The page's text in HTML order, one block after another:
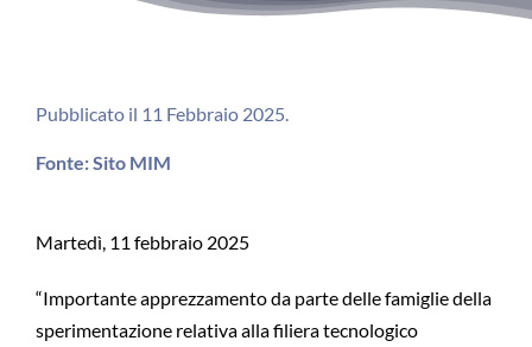
Pubblicato il 11 Febbraio 2025.
Fonte: Sito MIM
Martedì, 11 febbraio 2025
“Importante apprezzamento da parte delle famiglie della
sperimentazione relativa alla filiera tecnologico